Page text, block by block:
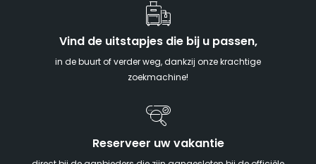
Vind de uitstapjes die bij u passen,
in de buurt of verder weg, dankzij onze krachtige
zoekmachine!
Reserveer uw vakantie